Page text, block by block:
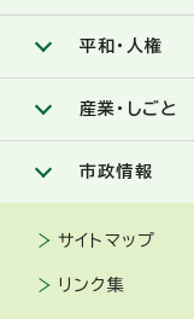
平和・人権
産業・しごと
市政情報
サイトマップ
リンク集